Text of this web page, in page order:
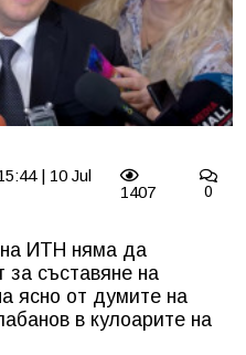
| 10 Jul
1407 0
на ИТН няма да
за съставяне на
ясно от думите на
в кулоарите на